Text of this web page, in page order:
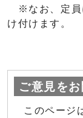
※なお、定員
け付けます。
ご意見を
このページ